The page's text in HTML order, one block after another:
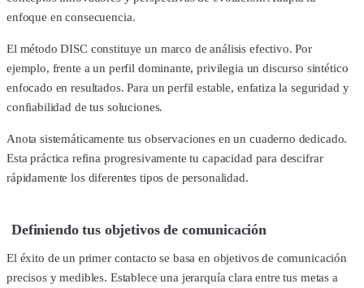
enfoque en consecuencia.
El método DISC constituye un marco de análisis efectivo. Por
ejemplo, frente a un perfil dominante, privilegia un discurso sintético
enfocado en resultados. Para un perfil estable, enfatiza la seguridad y
confiabilidad de tus soluciones.
Anota sistemáticamente tus observaciones en un cuaderno dedicado.
Esta práctica refina progresivamente tu capacidad para descifrar
rápidamente los diferentes tipos de personalidad.
Definiendo tus objetivos de comunicación
El éxito de un primer contacto se basa en objetivos de comunicación
precisos y medibles. Establece una jerarquía clara entre tus metas a